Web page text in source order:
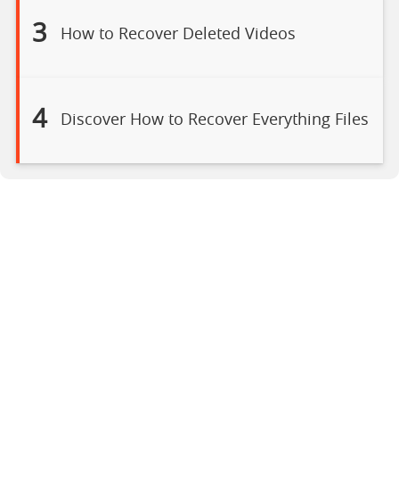
3 How to Recover Deleted Videos
4 Discover How to Recover Everything Files